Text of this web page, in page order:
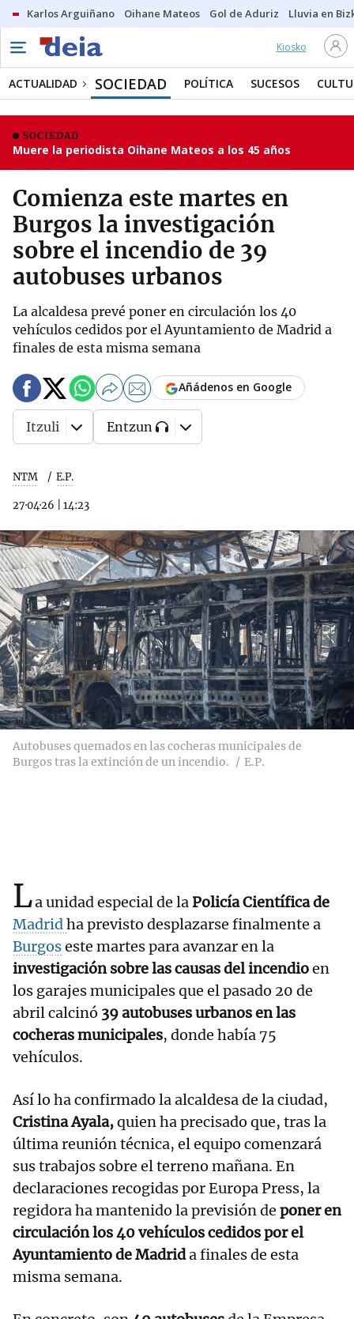
Karlos Arguiñano Oihane Mateos Gol de Aduriz Lluvia en
Kiosko
ACTUALIDAD SOCIEDAD POLÍTICA SUCESOS
SOCIEDAD
Muere la periodista Oihane Mateos a los 45 años
Comienza este martes en
Burgos la investigación
sobre el incendio de 39
autobuses urbanos
La alcaldesa prevé poner en circulación los 40
vehículos cedidos por el Ayuntamiento de Madrid a
finales de esta misma semana
NTM E.P.
27·04·26 14:23
Añádenos en Google
Itzuli Entzun
Autobuses quemados en las cocheras municipales de
Burgos tras la extinción de un incendio.
E.P.
La unidad especial de laPolicía Científica de
Madridha previsto desplazarse finalmente a
Burgoseste martes para avanzar en la
investigación sobre las causas del incendioen
los garajes municipales que el pasado 20 de
abril calcinó 39 autobuses urbanos en las
cocheras municipales, donde había 75
vehículos.
Así lo ha confirmado la alcaldesa de la ciudad,
Cristina Ayala,quien ha precisado que, tras la
última reunión técnica, el equipo comenzará
sus trabajos sobre el terreno mañana. En
declaraciones recogidas por Europa Press, la
regidora ha mantenido la previsión de poner en
circulación los 40 vehículos cedidos por el
Ayuntamiento de Madrida finales de esta
misma semana.